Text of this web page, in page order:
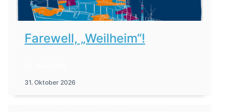
Farewell, „Weilheim“!
31. Oktober 2026